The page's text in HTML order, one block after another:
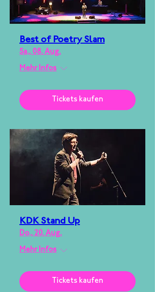
Best of Poetry Slam
Sa., 08. Aug.
Mehr Infos
Tickets kaufen
KDK Stand Up
Do., 20. Aug.
Mehr Infos
Tickets kaufen